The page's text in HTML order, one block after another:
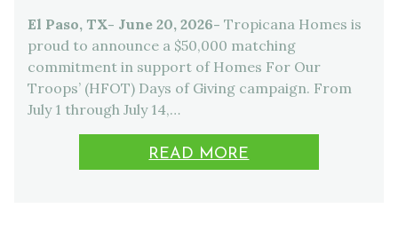
El Paso, TX- June 20, 2026- Tropicana Homes is
proud to announce a $50,000 matching
commitment in support of Homes For Our
Troops’ (HFOT) Days of Giving campaign. From
July 1 through July 14,…
READ MORE